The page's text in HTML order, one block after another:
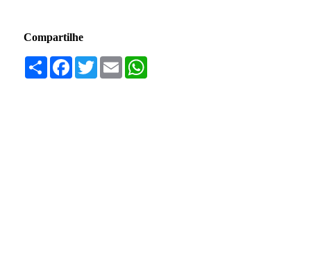
Compartilhe
Compartilhar
Facebook
TwitterEmail